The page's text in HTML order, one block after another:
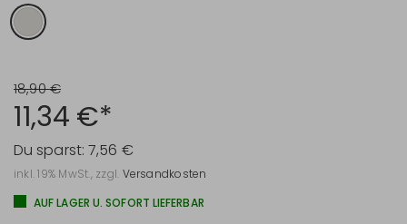
18,90 €
11,34 €*
Du sparst:7,56 €
inkl. 19% MwSt., zzgl. Versandkosten
AUF LAGER U. SOFORT LIEFERBAR